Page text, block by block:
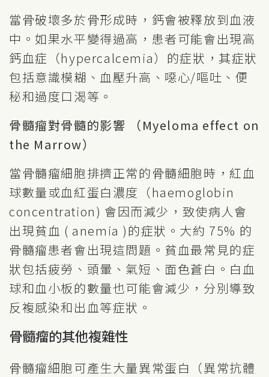
當骨破壞多於骨形成時，鈣會被釋放到血液
中。如果水平變得過高，患者可能會出現高
鈣血症（hypercalcemia）的症狀，其症狀
包括意識模糊、血壓升高、噁心/嘔吐、便
秘和過度口渴等。
骨髓瘤對骨髓的影響 （Myeloma effect on
the Marrow）
當骨髓瘤細胞排擠正常的骨髓細胞時，紅血
球數量或血紅蛋白濃度（haemoglobin
concentration) 會因而減少，致使病人會
出現貧血 ( anemia )的症狀。大約 75% 的
骨髓瘤患者會出現這問題。貧血最常見的症
狀包括疲勞、頭暈、氣短、面色蒼白。白血
球和血小板的數量也可能會減少，分別導致
反複感染和出血等症狀。
骨髓瘤的其他複雜性
骨髓瘤細胞可產生大量異常蛋白（異常抗體